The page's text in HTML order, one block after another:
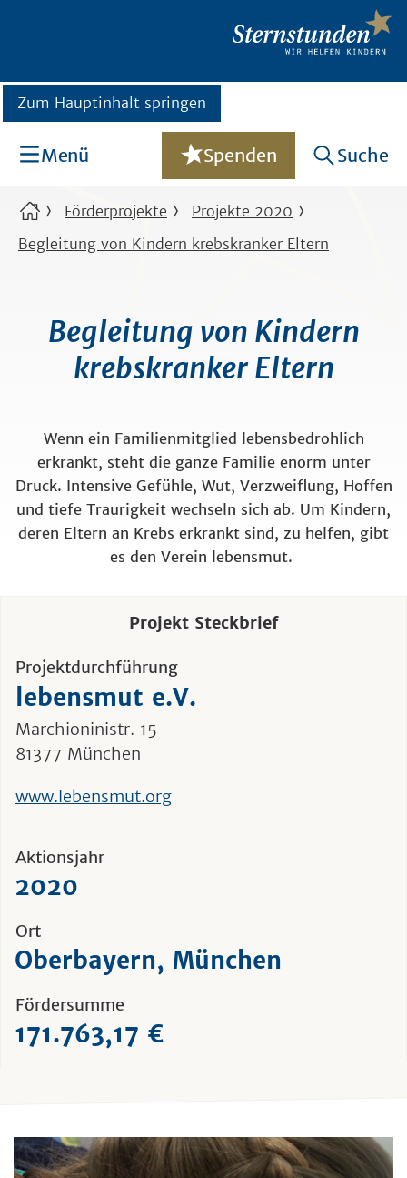
Zum Hauptinhalt springen
Menü Spenden Suche
Förderprojekte
Projekte 2020
Begleitung von Kindern krebskranker Eltern
Begleitung von Kindern
krebskranker Eltern
Wenn ein Familienmitglied lebensbedrohlich
erkrankt, steht die ganze Familie enorm unter
Druck. Intensive Gefühle, Wut, Verzweiflung, Hoffen
und tiefe Traurigkeit wechseln sich ab. Um Kindern,
deren Eltern an Krebs erkrankt sind, zu helfen, gibt
es den Verein lebensmut.
Projekt Steckbrief
Projektdurchführung
lebensmut e.V.
Marchioninistr. 15
81377 München
www.lebensmut.org
Aktionsjahr
2020
Ort
Oberbayern, München
Fördersumme
171.763,17 €